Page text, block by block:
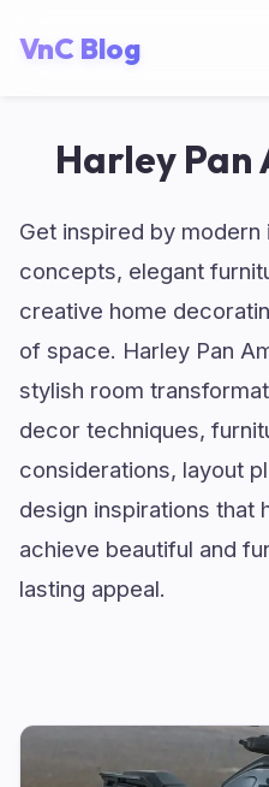
VnC Blog
Harley Pan
Get inspired by modern
concepts, elegant
creative home
of space. Harley Pan
stylish room
decor techniques,
considerations, layout
design inspirations that
achieve beautiful and
lasting appeal.